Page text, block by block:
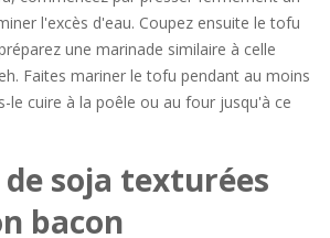
l'excès d'eau. Coupez ensuite le tofu
une marinade similaire à celle
Faites mariner le tofu pendant au moins
le cuire à la poêle ou au four jusqu'à ce
soja texturées
bacon